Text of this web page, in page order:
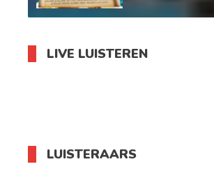
LIVE LUISTEREN
LUISTERAARS